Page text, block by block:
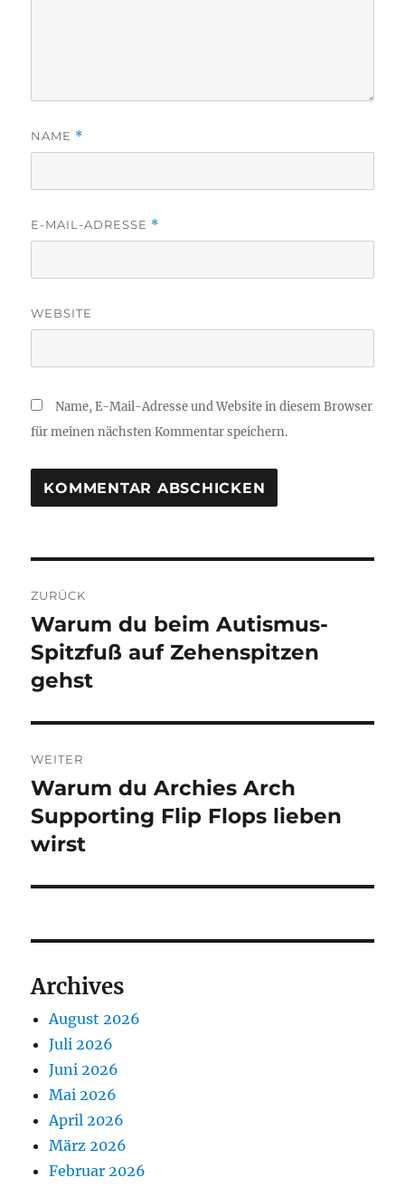
NAME *
E-MAIL-ADRESSE *
WEBSITE
Name, E-Mail-Adresse und Website in diesem Browser
für meinen nächsten Kommentar speichern.
ZURÜCK
Vorheriger
Beitrag:
Warum du beim Autismus-
Spitzfuß auf Zehenspitzen
gehst
WEITER
Nächster
Beitrag:
Warum du Archies Arch
Supporting Flip Flops lieben
wirst
Archives
August 2026
Juli 2026
Juni 2026
Mai 2026
April 2026
März 2026
Februar 2026